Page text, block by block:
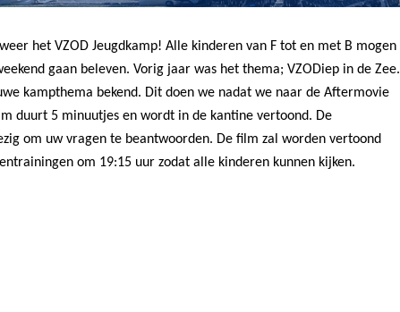
het VZOD Jeugdkamp! Alle kinderen van F tot en met B mogen
gaan beleven. Vorig jaar was het thema; VZODiep in de Zee.
kampthema bekend. Dit doen we nadat we naar de Aftermovie
duurt 5 minuutjes en wordt in de kantine vertoond. De
om uw vragen te beantwoorden. De film zal worden vertoond
om 19:15 uur zodat alle kinderen kunnen kijken.